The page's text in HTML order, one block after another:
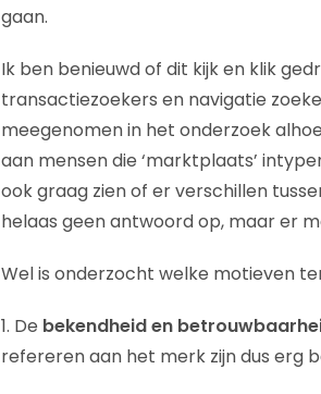
gaan.
Ik ben benieuwd of dit kijk en klik
transactiezoekers en navigatie
meegenomen in het onderzoek
aan mensen die ‘marktplaats’
ook graag zien of er verschillen
helaas geen antwoord op, maar er
Wel is onderzocht welke motieven
1. De bekendheid en
refereren aan het merk zijn dus erg